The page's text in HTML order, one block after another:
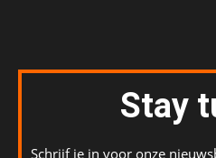
Stay
Schrijf je in voor onze